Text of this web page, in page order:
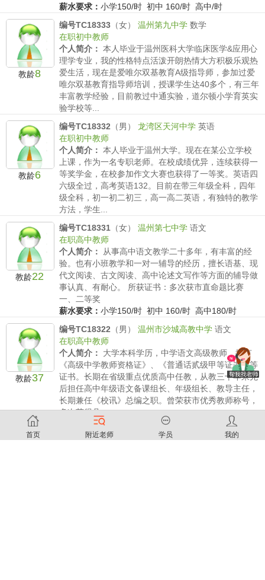
薪水要求： 小学150/时 初中 160/时 高中/时
教龄8
编号TC18333 （女） 温州第九中学 数学
在职初中教师
个人简介： 本人毕业于温州医科大学临床医学&应用心
理学专业，我的性格特点活泼开朗热情大方积极乐观热
爱生活，现在是爱唯尔双基教育A级指导师，参加过爱
唯尔双基教育指导师培训，授课学生达40多个，有三年
丰富教学经验，目前教过中通实验，道尔顿小学育英实
验学校等...
教龄6
编号TC18332 （男） 龙湾区天河中学 英语
在职初中教师
个人简介： 本人毕业于温州大学。现在在某公立学校
上课，作为一名专职老师。在校成绩优异，连续获得一
等奖学金，在校参加作文大赛也获得了一等奖。英语四
六级全过，高考英语132。目前在带三年级全科，四年
级全科，初一初二初三，高一高二英语，有独特的教学
方法，学生...
教龄22
编号TC18331 （女） 温州第七中学 语文
在职高中教师
个人简介：
从事高中语文教学二十多年，有丰富的经
验。也有小班教学和一对一辅导的经历，擅长语基、现
代文阅读、古文阅读、高中论述文写作等方面的辅导做
事认真、有耐心。 所获证书：多次获市直命题比赛
一、二等奖
薪水要求： 小学150/时 初中 160/时 高中180/时
教龄37
编号TC18322 （男） 温州市沙城高教中学 语文
在职高中教师
个人简介：
大学本科学历，中学语文高级教师，拥有
《高级中学教师资格证》、《普通话贰级甲等证书》等
证书。长期在省级重点优质高中任教，从教三十年来先
后担任高中年级语文备课组长、年级组长、教导主任，
长期兼任《校讯》总编之职。曾荣获市优秀教师称号，
多次获得县、...
薪水要求：小学/时 初中 /时 高中200/时
编号TC18321（男） 温州第十一中学
在职高中教师
首页 附近老师 学员 我的